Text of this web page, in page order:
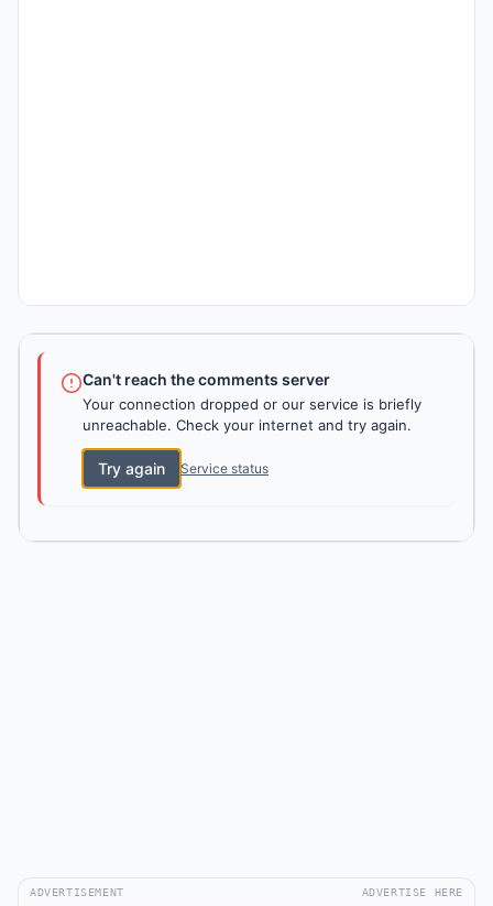
Can't reach the comments server
Your connection dropped or our service is briefly
unreachable. Check your internet and try again.
Try again Service status
ADVERTISEMENT ADVERTISE HERE